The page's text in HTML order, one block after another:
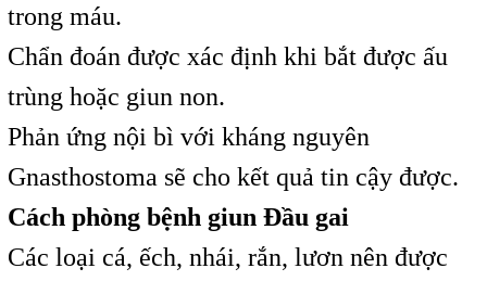
trong máu.
Chẩn đoán được xác định khi bắt được ấu
trùng hoặc giun non.
Phản ứng nội bì với kháng nguyên
Gnasthostoma sẽ cho kết quả tin cậy được.
Cách phòng bệnh giun Đầu gai
Các loại cá, ếch, nhái, rắn, lươn nên được